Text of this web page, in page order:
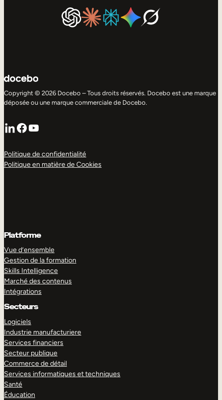
Copyright © 2026 Docebo – Tous droits réservés. Docebo est une marque
déposée ou une marque commerciale de Docebo.
LinkedIn
Facebook
YouTube
Politique de confidentialité
Politique en matière de Cookies
Platforme
Vue d’ensemble
Gestion de la formation
Skills Intelligence
Marché des contenus
Intégrations
Secteurs
Logiciels
Industrie manufacturiere
Services financiers
Secteur publique
Commerce de détail
Services informatiques et techniques
Santé
Éducation